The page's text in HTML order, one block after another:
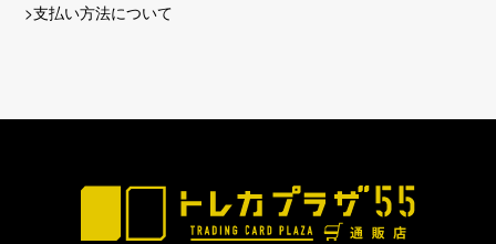
>支払い方法について